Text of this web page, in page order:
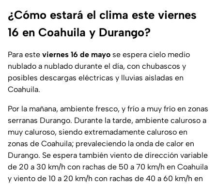
¿Cómo estará el clima este viernes
16 en Coahuila y Durango?
Para este viernes 16 de mayo se espera cielo medio
nublado a nublado durante el día, con chubascos y
posibles descargas eléctricas y lluvias aisladas en
Coahuila.
Por la mañana, ambiente fresco, y frío a muy frío en zonas
serranas Durango. Durante la tarde, ambiente caluroso a
muy caluroso, siendo extremadamente caluroso en
zonas de Coahuila; prevaleciendo la onda de calor en
Durango. Se espera también viento de dirección variable
de 20 a 30 km/h con rachas de 50 a 70 km/h en Coahuila
y viento de 10 a 20 km/h con rachas de 40 a 60 km/h en